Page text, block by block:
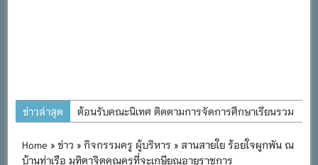
ข่าวล่าสุด
ต้อนรับคณะนิเทศ ติดตามการจัดการศึกษาเรียนรวม
การอบรมการจัดทำแผนพัฒนาการจัดการศึกษาและ
Home »ข่าว »กิจกรรมครู ผู้บริหาร » สานสายใย ร้อยใจผูกพัน ณ
บ้านท่าเรือ มุทิตาจิตคุณครูที่จะเกษียณอายุราชการ